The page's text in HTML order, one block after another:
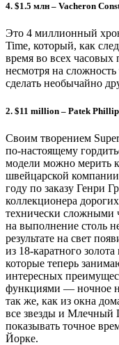
4. $1.5 млн – Vacheron
Это 4 миллионный
Time, который, как
время во всех часовых
несмотря на
сделать необычайно
2. $11 million – Patek
Своим творением
по-настоящему
модели можно мерить
швейцарской
году по заказу Генри
коллекционера
технически сложными
на выполнение столь
результате на свет
из 18-каратного
которые теперь
интересных
функциями — ночное
так же, как из окна
все звезды и
показывать точное
Йорке.